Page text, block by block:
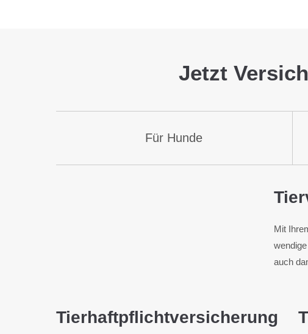
Jetzt
Für Hunde
Mit
auch
Tier­haft­pflicht­versicherung